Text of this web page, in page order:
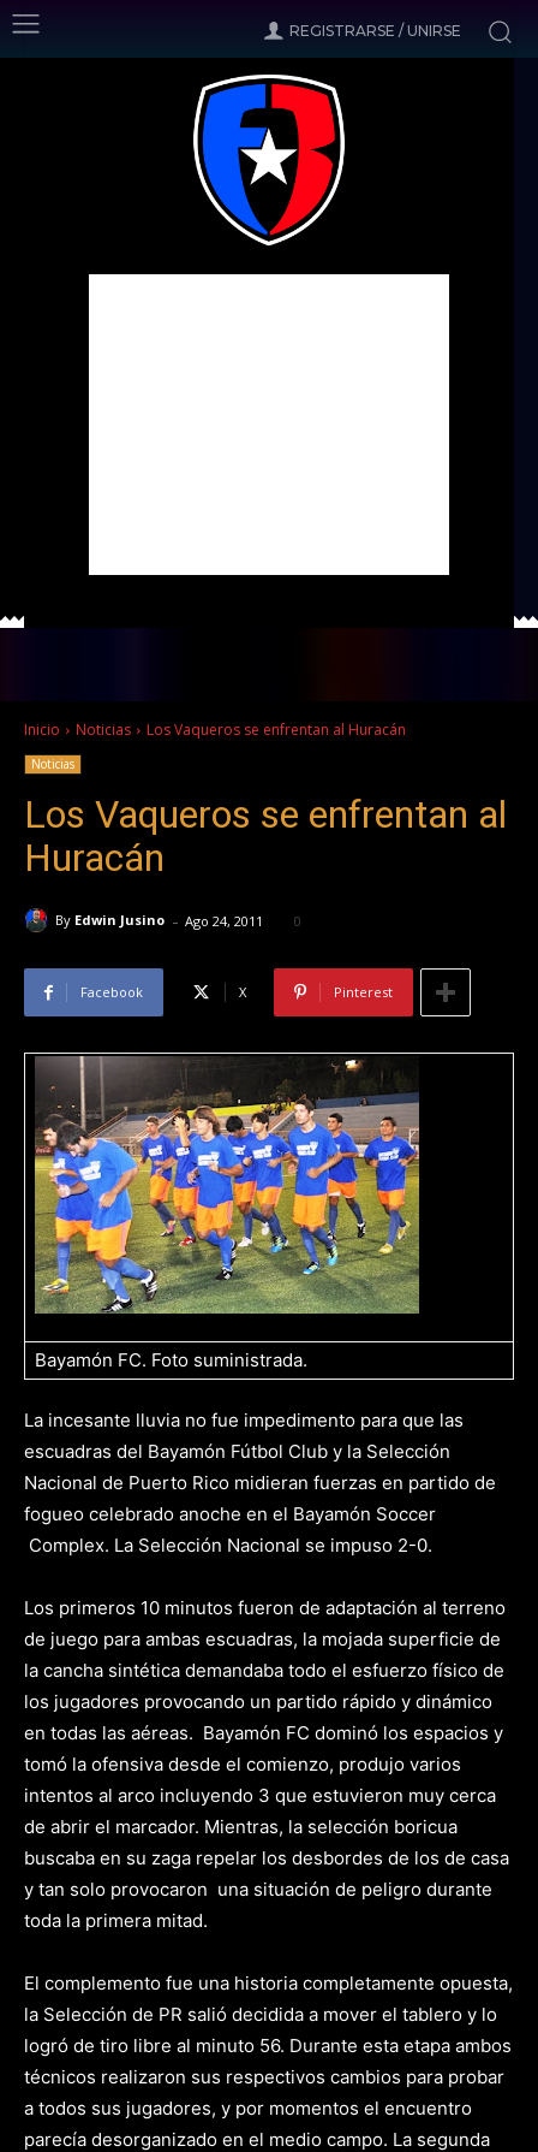
REGISTRARSE / UNIRSE
Inicio Noticias Los Vaqueros se enfrentan al Huracán
Noticias
Los Vaqueros se enfrentan al
Huracán
By Edwin Jusino - Ago 24, 2011 0
Facebook X Pinterest
Bayamón FC. Foto suministrada.
La incesante lluvia no fue impedimento para que las
escuadras del Bayamón Fútbol Club y la Selección
Nacional de Puerto Rico midieran fuerzas en partido de
fogueo celebrado anoche en el Bayamón Soccer
Complex. La Selección Nacional se impuso 2-0.
Los primeros 10 minutos fueron de adaptación al terreno
de juego para ambas escuadras, la mojada superficie de
la cancha sintética demandaba todo el esfuerzo físico de
los jugadores provocando un partido rápido y dinámico
en todas las aéreas. Bayamón FC dominó los espacios y
tomó la ofensiva desde el comienzo, produjo varios
intentos al arco incluyendo 3 que estuvieron muy cerca
de abrir el marcador. Mientras, la selección boricua
buscaba en su zaga repelar los desbordes de los de casa
y tan solo provocaron una situación de peligro durante
toda la primera mitad.
El complemento fue una historia completamente opuesta,
la Selección de PR salió decidida a mover el tablero y lo
logró de tiro libre al minuto 56. Durante esta etapa ambos
técnicos realizaron sus respectivos cambios para probar
a todos sus jugadores, y por momentos el encuentro
parecía desorganizado en el medio campo. La segunda